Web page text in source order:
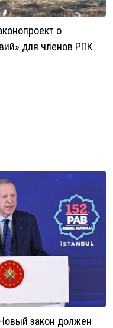
о
для членов РПК
закон должен